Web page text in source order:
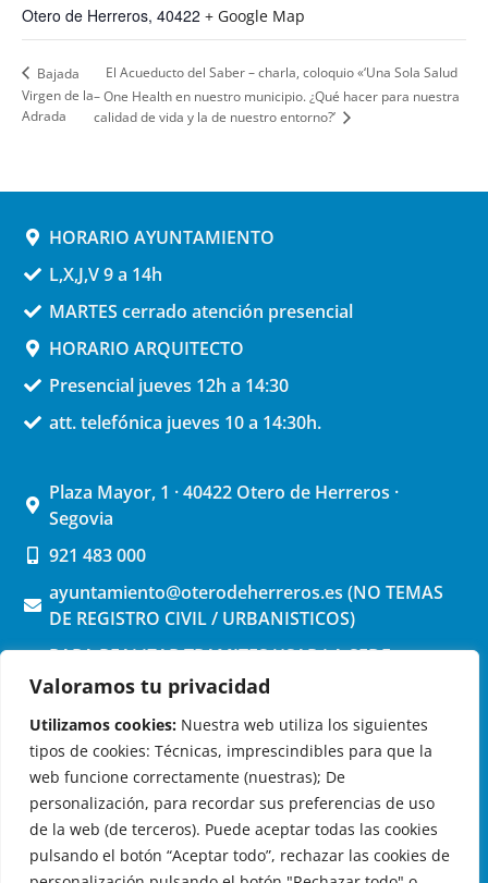
Valoramos tu privacidad
Utilizamos cookies: Nuestra web utiliza los siguientes
tipos de cookies: Técnicas, imprescindibles para que la
web funcione correctamente (nuestras); De
personalización, para recordar sus preferencias de uso
de la web (de terceros). Puede aceptar todas las cookies
pulsando el botón “Aceptar todo”, rechazar las cookies de
Otero de Herreros, 40422 + Google Map
Bajada
Virgen de la
Adrada
El Acueducto del Saber – charla, coloquio «‘Una Sola Salud
– One Health en nuestro municipio. ¿Qué hacer para nuestra
calidad de vida y la de nuestro entorno?’
HORARIO AYUNTAMIENTO
L,X,J,V 9 a 14h
MARTES cerrado atención presencial
HORARIO ARQUITECTO
Presencial jueves 12h a 14:30
att. telefónica jueves 10 a 14:30h.
Plaza Mayor, 1 · 40422 Otero de Herreros ·
Segovia
921 483 000
ayuntamiento@oterodeherreros.es (NO TEMAS
DE REGISTRO CIVIL / URBANISTICOS)
PARA REALIZAR TRAMITES USAR LA SEDE
ELECTRONICA (pinchar aquí)
OTERO DE HERREROS EN LAS REDES